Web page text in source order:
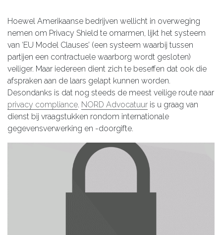
Hoewel Amerikaanse bedrijven wellicht in overweging
nemen om Privacy Shield te omarmen, lijkt het systeem
van ‘EU Model Clauses’ (een systeem waarbij tussen
partijen een contractuele waarborg wordt gesloten)
veiliger. Maar iedereen dient zich te beseffen dat ook die
afspraken aan de laars gelapt kunnen worden.
Desondanks is dat nog steeds de meest veilige route naar
privacy compliance. NORD Advocatuur is u graag van
dienst bij vraagstukken rondom internationale
gegevensverwerking en -doorgifte.